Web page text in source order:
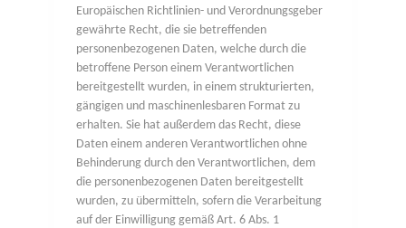
Europäischen Richtlinien- und Verordnungsgeber
gewährte Recht, die sie betreffenden
personenbezogenen Daten, welche durch die
betroffene Person einem Verantwortlichen
bereitgestellt wurden, in einem strukturierten,
gängigen und maschinenlesbaren Format zu
erhalten. Sie hat außerdem das Recht, diese
Daten einem anderen Verantwortlichen ohne
Behinderung durch den Verantwortlichen, dem
die personenbezogenen Daten bereitgestellt
wurden, zu übermitteln, sofern die Verarbeitung
auf der Einwilligung gemäß Art. 6 Abs. 1